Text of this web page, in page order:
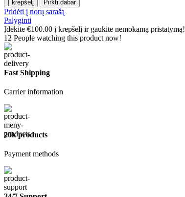
Į krepšelį Pirkti dabar
Pridėti į norų sarašą
Palyginti
Įdėkite €100.00 į krepšelį ir gaukite nemokamą pristatymą!
12 People watching this product now!
Fast Shipping
Carrier information
20k products
Payment methods